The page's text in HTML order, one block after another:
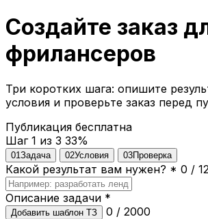
Создайте заказ
фрилансеров
Три коротких шага: опишите
условия и проверьте заказ перед
Публикация бесплатна
Шаг 1 из 3 33%
01 Задача 02Условия 03Проверка
Какой результат вам нужен? * 0 /
Описание задачи *
Добавить шаблон ТЗ 0 / 2000